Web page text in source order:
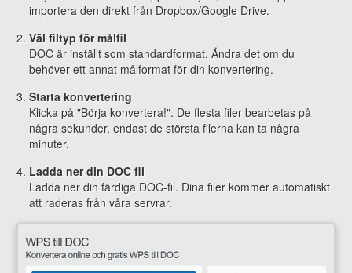
importera den direkt från Dropbox/Google Drive.
Väl filtyp för målfil
DOC är inställt som standardformat. Ändra det om du
behöver ett annat målformat för din konvertering.
Starta konvertering
Klicka på "Börja konvertera!". De flesta filer bearbetas på
några sekunder, endast de största filerna kan ta några
minuter.
Ladda ner din DOC fil
Ladda ner din färdiga DOC-fil. Dina filer kommer automatiskt
att raderas från våra servrar.